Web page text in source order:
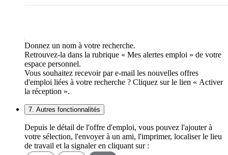
Donnez un nom à votre recherche.
Retrouvez-la dans la rubrique « Mes alertes emploi » de votre
espace personnel.
Vous souhaitez recevoir par e-mail les nouvelles offres
d'emploi liées à votre recherche ? Cliquez sur le lien « Activer
la réception ».
7. Autres fonctionnalités
Depuis le détail de l'offre d'emploi, vous pouvez l'ajouter à
votre sélection, l'envoyer à un ami, l'imprimer, localiser le lieu
de travail et la signaler en cliquant sur :